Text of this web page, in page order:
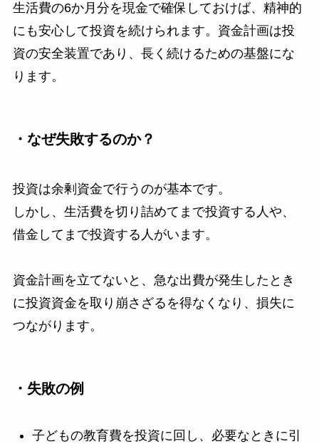
生活費の6か月分を現金で確保しておけば、精神的
にも安心して投資を続けられます。資金計画は投
資の安全装置であり、長く続けるための基盤にな
ります。
・なぜ失敗するのか？
投資は余剰資金で行うのが基本です。
しかし、生活費を切り詰めてまで投資する人や、
借金してまで投資する人がいます。
資金計画を立てないと、急な出費が発生したとき
に投資資金を取り崩さざるを得なくなり、損失に
つながります。
・失敗の例
子どもの教育費を投資に回し、必要なときに引